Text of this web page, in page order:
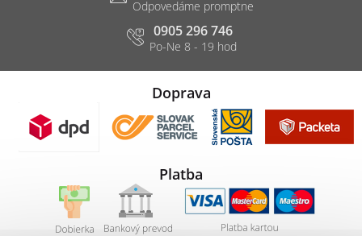
0905 296 746
Doprava
Platba